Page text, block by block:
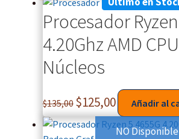
Procesador
4.20Ghz AMD
Núcleos
$135,00 $125,00 Añadir al
NO Disponible